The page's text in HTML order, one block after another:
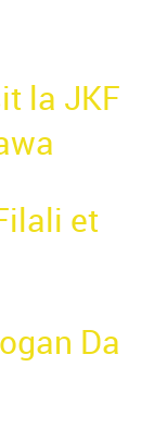
la JKF
et
Da